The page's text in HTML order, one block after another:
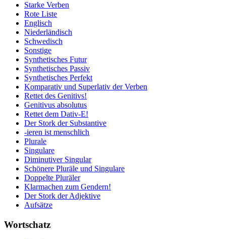
Starke Verben
Rote Liste
Englisch
Niederländisch
Schwedisch
Sonstige
Synthetisches Futur
Synthetisches Passiv
Synthetisches Perfekt
Komparativ und Superlativ der Verben
Rettet des Genitivs!
Genitivus absolutus
Rettet dem Dativ-E!
Der Stork der Substantive
-ieren ist menschlich
Plurale
Singulare
Diminutiver Singular
Schönere Pluräle und Singulare
Doppelte Pluräler
Klarmachen zum Gendern!
Der Stork der Adjektive
Aufsätze
Wortschatz